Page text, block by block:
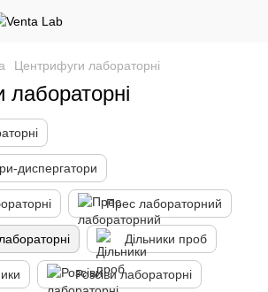
Центрифуги лабораторні
диспергатори
Прес лабораторний
Дільники проб
Розсіви лабораторні